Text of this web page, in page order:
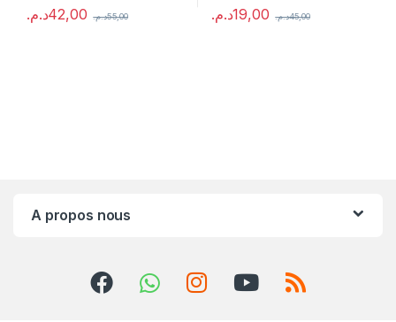
42,00د.م. 55,00د.م. 19,00د.م. 45,00د.م.
A propos nous